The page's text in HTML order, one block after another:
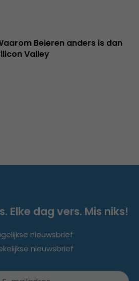
Beieren anders is dan
Valley
Elke dag vers. Mis niks!
nieuwsbrief
nieuwsbrief